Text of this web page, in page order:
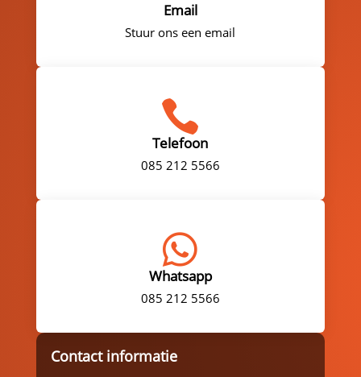
Email
Stuur ons een email

Telefoon
085 212 5566

Whatsapp
085 212 5566
Contact informatie